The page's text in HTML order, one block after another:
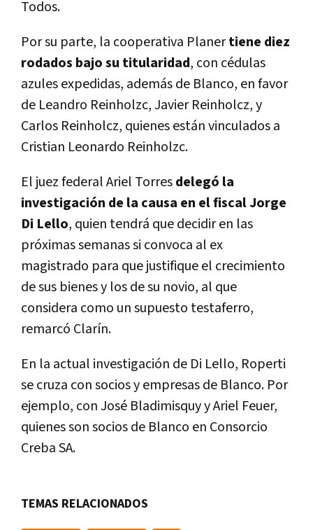
Todos.
Por su parte, la cooperativa Planertiene diez
rodados bajo su titularidad, con cédulas
azules expedidas, además de Blanco, en favor
de Leandro Reinholzc, Javier Reinholcz, y
Carlos Reinholcz, quienes están vinculados a
Cristian Leonardo Reinholzc.
El juez federal Ariel Torresdelegó la
investigación de la causa en el fiscal Jorge
Di Lello, quien tendrá que decidir en las
próximas semanas si convoca al ex
magistrado para que justifique el crecimiento
de sus bienes y los de su novio, al que
considera como un supuesto testaferro,
remarcó Clarí­n.
En la actual investigación de Di Lello, Roperti
se cruza con socios y empresas de Blanco. Por
ejemplo, con José Bladimisquy y Ariel Feuer,
quienes son socios de Blanco en Consorcio
Creba SA.
TEMAS RELACIONADOS